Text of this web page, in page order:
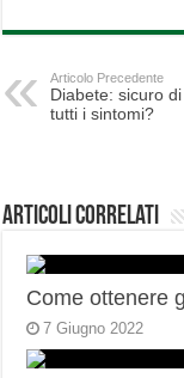
Articolo Precedente
Diabete: sicuro
tutti i sintomi?
Articoli correlati
Come ottenere
7 Giugno 2022